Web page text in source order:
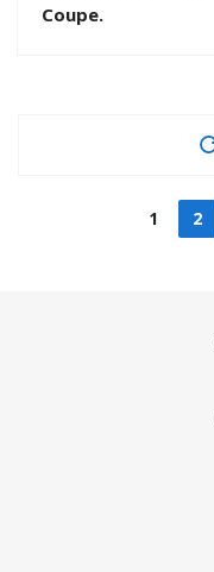
Coupe.
1 2